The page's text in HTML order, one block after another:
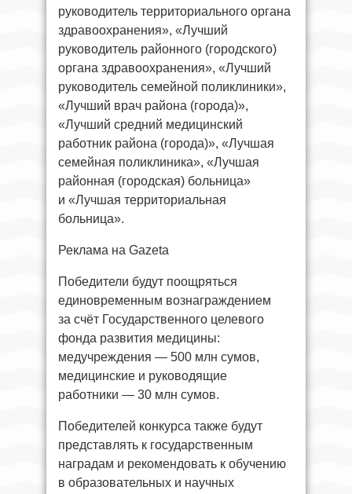
руководитель территориального органа
здравоохранения», «Лучший
руководитель районного (городского)
органа здравоохранения», «Лучший
руководитель семейной поликлиники»,
«Лучший врач района (города)»,
«Лучший средний медицинский
работник района (города)», «Лучшая
семейная поликлиника», «Лучшая
районная (городская) больница»
и «Лучшая территориальная
больница».
Реклама на Gazeta
Победители будут поощряться
единовременным вознаграждением
за счёт Государственного целевого
фонда развития медицины:
медучреждения — 500 млн сумов,
медицинские и руководящие
работники — 30 млн сумов.
Победителей конкурса также будут
представлять к государственным
наградам и рекомендовать к обучению
в образовательных и научных